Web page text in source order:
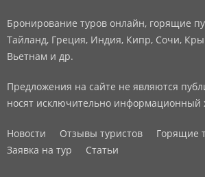
Бронирование туров онлайн, горящие
Тайланд, Греция, Индия, Кипр, Сочи,
Вьетнам и др.
Предложения на сайте не являются
носят исключительно информационный
Новости Отзывы туристов
Горящие
Заявка на тур
Статьи